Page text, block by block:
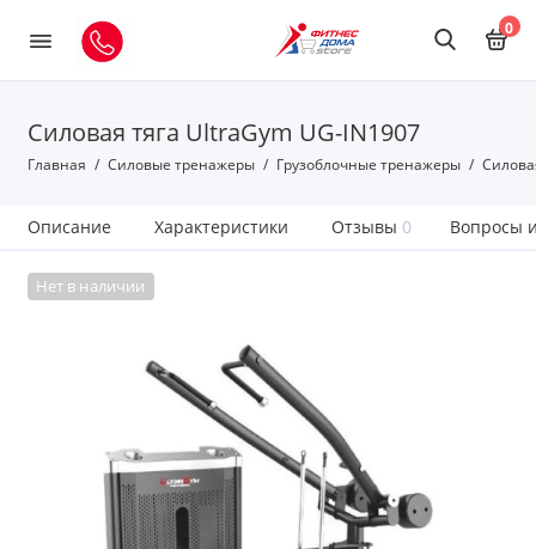
0
Силовая тяга UltraGym UG-IN1907
Главная Силовые тренажеры Грузоблочные тренажеры
Описание Характеристики Отзывы 0 Вопросы
Нет в наличии